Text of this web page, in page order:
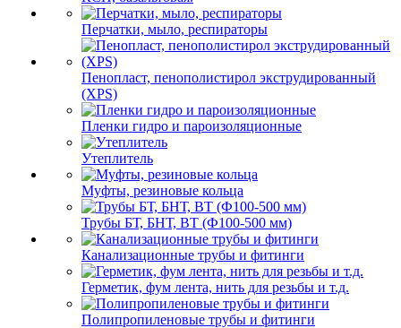
Перчатки, мыло, респираторы
Пенопласт, пенополистирол экструдированный
(XPS)
Пленки гидро и пароизоляционные
Утеплитель
Муфты, резиновые кольца
Трубы БТ, БНТ, ВТ (Ф100-500 мм)
Канализационные трубы и фитинги
Герметик, фум лента, нить для резьбы и т.д.
Полипропиленовые трубы и фитинги